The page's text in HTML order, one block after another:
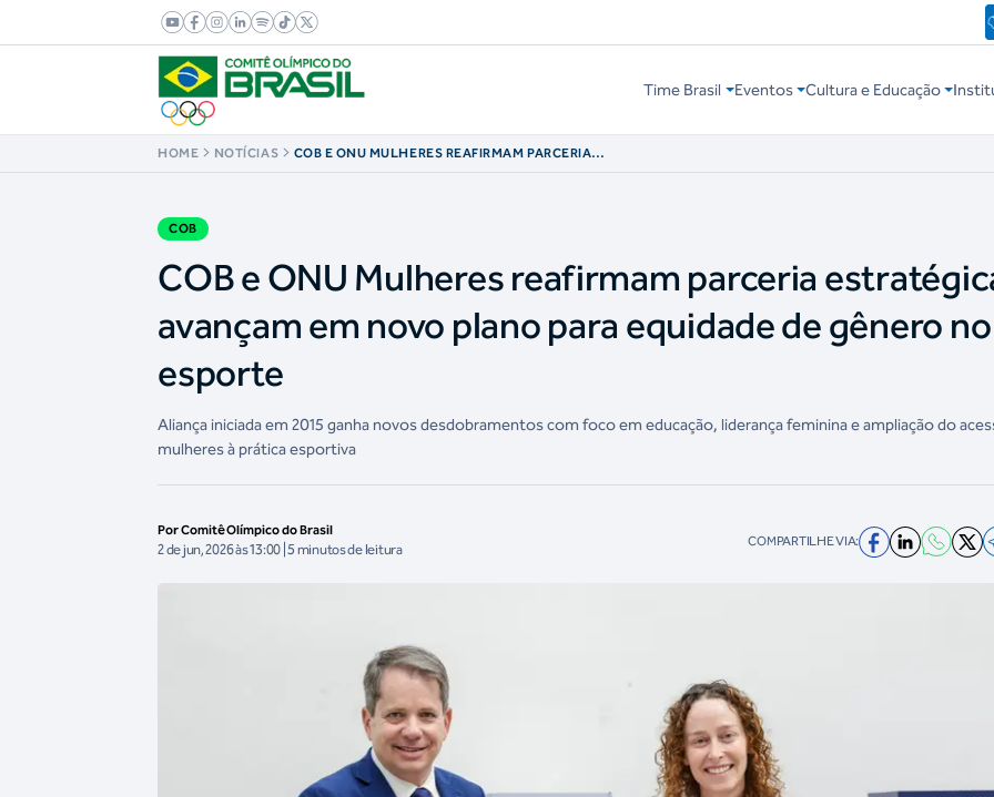
Time Brasil Eventos Cultura e Educação
HOME NOTÍCIAS
COB E ONU MULHERES REAFIRMAM PARCERIA
COB
COB e ONU Mulheres reafirmam parceria
avançam em novo plano para equidade de gênero no
esporte
Aliança iniciada em 2015 ganha novos desdobramentos com foco em educação, liderança feminina e ampliação do
mulheres à prática esportiva
Por Comitê Olímpico do Brasil
2 de jun, 2026 às 13:00 | 5 minutos de leitura COMPARTILHE VIA: